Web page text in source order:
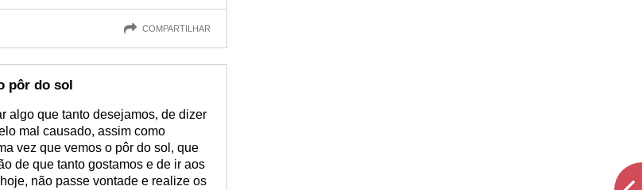
COMPARTILHAR
pôr do sol
algo que tanto desejamos, de dizer
mal causado, assim como
vez que vemos o pôr do sol, que
de que tanto gostamos e de ir aos
não passe vontade e realize os